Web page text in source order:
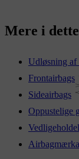
Mere i
Udløsning af
Frontairbags
Sideairbags
Oppustelige